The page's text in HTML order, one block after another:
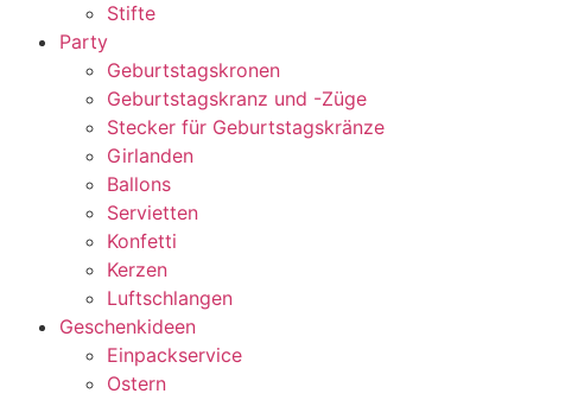
Stifte
Party
Geburtstagskronen
Geburtstagskranz und -Züge
Stecker für Geburtstagskränze
Girlanden
Ballons
Servietten
Konfetti
Kerzen
Luftschlangen
Geschenkideen
Einpackservice
Ostern